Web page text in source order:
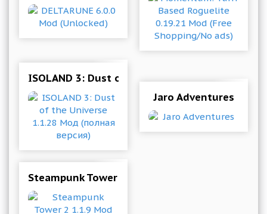
ISOLAND 3: Dust of the Universe 1.1.28 Мод
Jaro Adventures
Steampunk Tower 2 1.1.9 Mod (Unlimited